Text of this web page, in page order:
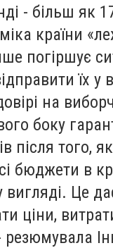
- більш як
країни
погіршує
їх у
на
боку
після того,
бюджети в
Це
ціни,
резюмувала